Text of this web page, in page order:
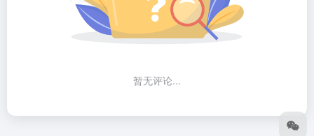
暂无评论...